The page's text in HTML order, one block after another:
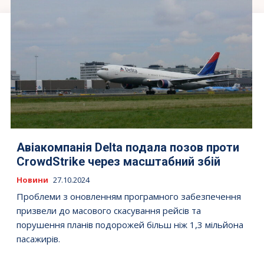
Авіакомпанія Delta подала позов проти
CrowdStrike через масштабний збій
Новини 27.10.2024
Проблеми з оновленням програмного забезпечення
призвели до масового скасування рейсів та
порушення планів подорожей більш ніж 1,3 мільйона
пасажирів.